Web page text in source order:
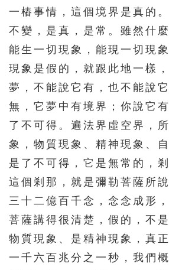
286 287 288
291 292 293
296 297 298
301 302 303
311 312 313
316 317 318
321 322 323
326 327 328
336 337 338
341 342 343
一樁事情，這個境界是真的
不變，是真，是常。雖然什
能生一切現象，能現一切現
現象是假的，就跟此地一樣
夢，不能說它有，也不能說
無，它夢中有境界；你說它
了不可得。遍法界虛空界，
象，物質現象、精神現象、
是了不可得，它是無常的，
這個剎那，就是彌勒菩薩所
三十二億百千念，念念成形
菩薩講得很清楚，假的，不
物質現象、是精神現象，真
一千六百兆分之一秒，我們